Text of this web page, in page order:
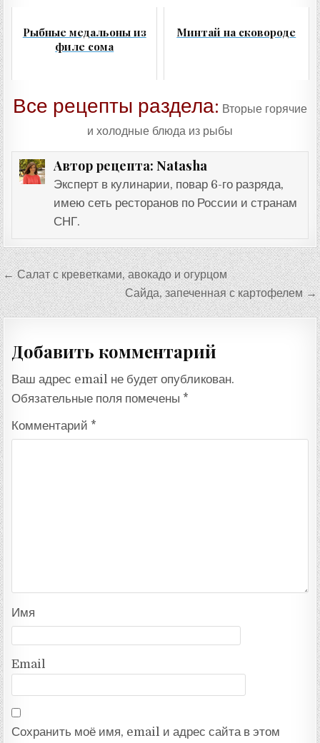
Рыбные медальоны из
филе сома
Минтай на сковороде
Все рецепты раздела: Вторые горячие
и холодные блюда из рыбы
Автор рецепта: Natasha
Эксперт в кулинарии, повар 6-го разряда,
имею сеть ресторанов по России и странам
СНГ.
Навигация
по
записям
← Салат с креветками, авокадо и огурцом
Сайда, запеченная с картофелем →
Добавить комментарий
Ваш адрес email не будет опубликован.
Обязательные поля помечены *
Комментарий *
Имя
Email
Сохранить моё имя, email и адрес сайта в этом